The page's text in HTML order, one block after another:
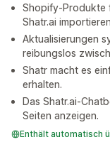
Shopify-Produkte
Shatr.ai
Aktualisierungen
reibungslos
Shatr macht es
erhalten.
Das Shatr.ai-
Seiten anzeigen.
Enthält automatisch